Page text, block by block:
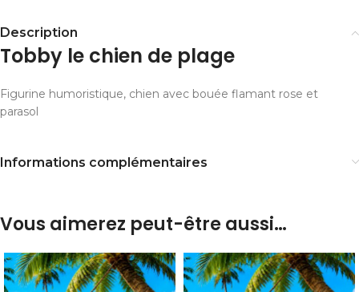
Description
Tobby le chien de plage
Figurine humoristique, chien avec bouée flamant rose et
parasol
Informations complémentaires
Vous aimerez peut-être aussi…